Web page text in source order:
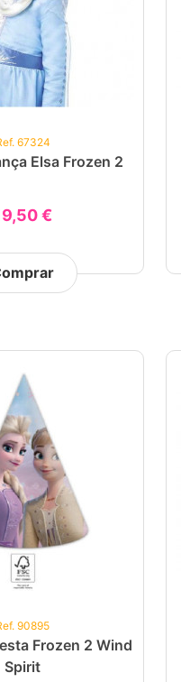
67324
Elsa Frozen 2
€
90895
Frozen 2 Wind
Spirit